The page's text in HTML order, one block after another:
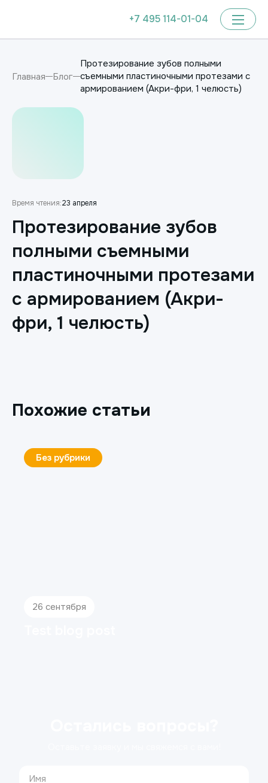
+7 495 114-01-04
Главная Блог
Протезирование зубов полными
съемными пластиночными протезами с
армированием (Акри-фри, 1 челюсть)
Время чтения:23 апреля
Протезирование зубов
полными съемными
пластиночными протезами
с армированием (Акри-
фри, 1 челюсть)
Похожие статьи
Без рубрики
26 сентября